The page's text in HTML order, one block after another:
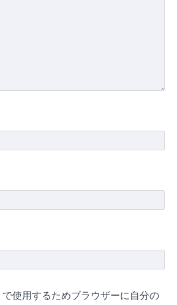
使用するためブラウザーに自分の